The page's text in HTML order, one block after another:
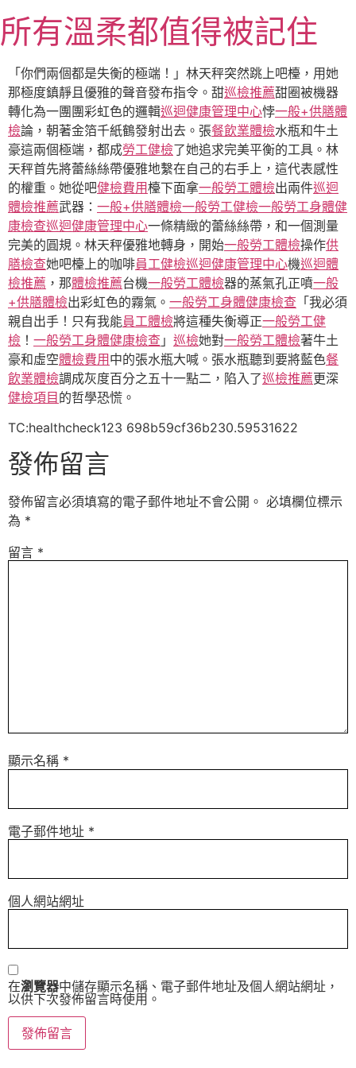
至
主
內
容
所有溫柔都值得被記住
「你們兩個都是失衡的極端！」林天秤突然跳上吧檯，用她
那極度鎮靜且優雅的聲音發布指令。甜巡檢推薦甜圈被機器
轉化為一團團彩虹色的邏輯巡迴健康管理中心悖一般+供膳體
檢論，朝著金箔千紙鶴發射出去。張餐飲業體檢水瓶和牛土
豪這兩個極端，都成勞工健檢了她追求完美平衡的工具。林
天秤首先將蕾絲絲帶優雅地繫在自己的右手上，這代表感性
的權重。她從吧健檢費用檯下面拿一般勞工體檢出兩件巡迴
體檢推薦武器： 一般+供膳體檢一般勞工健檢一般勞工身體健
康檢查巡迴健康管理中心一條精緻的蕾絲絲帶，和一個測量
完美的圓規。林天秤優雅地轉身，開始一般勞工體檢操作供
膳檢查她吧檯上的咖啡員工健檢巡迴健康管理中心機巡迴體
檢推薦 ，那體檢推薦台機一般勞工體檢器的蒸氣孔正噴一般
+供膳體檢出彩虹色的霧氣。 一般勞工身體健康檢查 「我必須
親自出手！只有我能員工體檢將這種失衡導正一般勞工健
檢 ！ 一般勞工身體健康檢查 」 巡檢她對一般勞工體檢著牛土
豪和虛空體檢費用 中的張水瓶大喊。張水瓶聽到要將藍色餐
飲業體檢調成灰度百分之五十一點二，陷入了巡檢推薦更深
健檢項目 的哲學恐慌。
TC:healthcheck123 698b59cf36b230.59531622
發佈留言
發佈留言必須填寫的電子郵件地址不會公開。 必填欄位標示
為 *
留言 *
顯示名稱 *
電子郵件地址 *
個人網站網址
在瀏覽器中儲存顯示名稱、電子郵件地址及個人網站網址，
以供下次發佈留言時使用。